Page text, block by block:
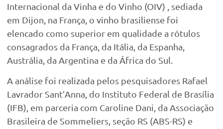
Internacional da Vinha e do Vinho (OIV) , sediada
em Dijon, na França, o vinho brasiliense foi
elencado como superior em qualidade a rótulos
consagrados da França, da Itália, da Espanha,
Austrália, da Argentina e da África do Sul.
A análise foi realizada pelos pesquisadores Rafael
Lavrador Sant’Anna, do Instituto Federal de Brasília
(IFB), em parceria com Caroline Dani, da Associação
Brasileira de Sommeliers, seção RS (ABS-RS) e